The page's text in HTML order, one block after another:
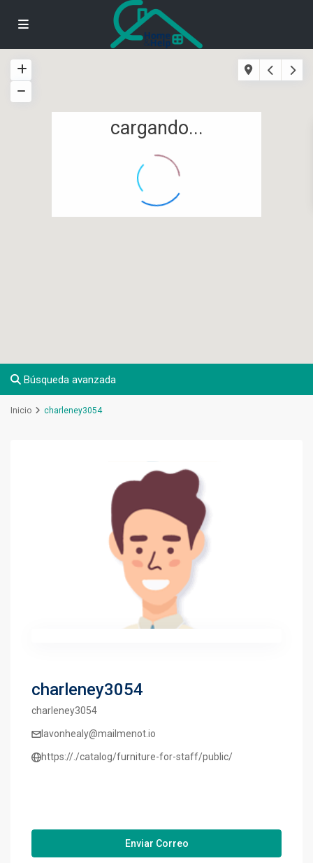
cargando...
Búsqueda avanzada
Inicio charleney3054
charleney3054
charleney3054
lavonhealy@mailmenot.io
https://./catalog/furniture-for-staff/public/
Enviar Correo